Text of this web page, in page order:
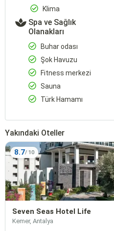
Klima
Spa ve Sağlık
Olanakları
Buhar odası
Şok Havuzu
Fitness merkezi
Sauna
Türk Hamamı
Yakındaki Oteller
8.7
Seven Seas Hotel Life
Kemer, Antalya